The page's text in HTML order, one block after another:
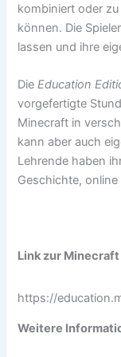
kombiniert oder
können. Die
lassen und ihre
DieEducation
vorgefertigte
Minecraft in
kann aber auch
Lehrende haben
Geschichte,
Link zur
https://
Weitere